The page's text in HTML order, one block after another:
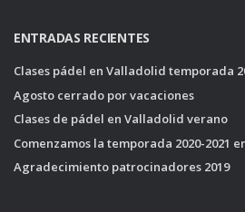
ENTRADAS RECIENTES
Clases pádel en Valladolid temporada
Agosto cerrado por vacaciones
Clases de pádel en Valladolid verano
Comenzamos la temporada 2020-2021
Agradecimiento patrocinadores 2019